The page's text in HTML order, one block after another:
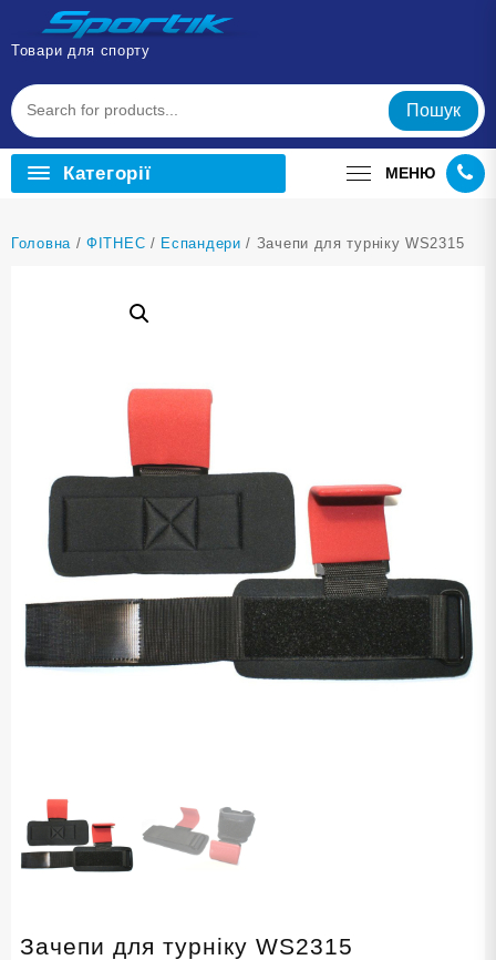
Перейти
вмісту
Товари для спорту
Пошук
Категорії МЕНЮ
Головна /ФІТНЕС / Еспандери / Зачепи для турніку WS2315
Зачепи для турніку WS2315